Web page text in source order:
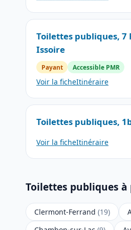
Toilettes publiques, 7
Issoire
Payant Accessible PMR
Voir la ficheItinéraire
Toilettes publiques,
Voir la ficheItinéraire
Toilettes publiques
Clermont-Ferrand (19)